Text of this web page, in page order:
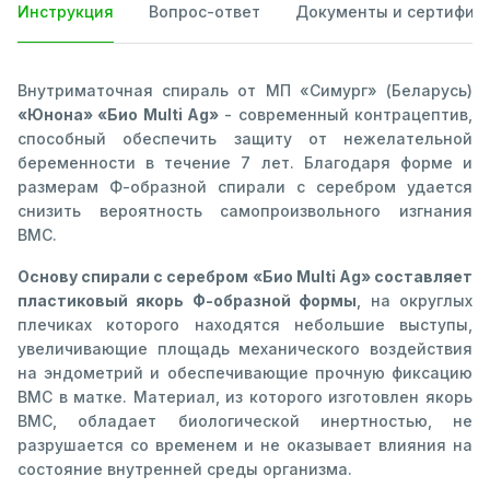
Инструкция Вопрос-ответ Документы и
Внутриматочная спираль от МП «Симург» (Беларусь)
«Юнона» «Био Multi Ag» - современный контрацептив,
способный обеспечить защиту от нежелательной
беременности в течение 7 лет. Благодаря форме и
размерам Ф-образной спирали с серебром удается
снизить вероятность самопроизвольного изгнания
ВМС.
Основу спирали с серебром «Био Multi Ag» составляет
пластиковый якорь Ф-образной формы , на округлых
плечиках которого находятся небольшие выступы,
увеличивающие площадь механического воздействия
на эндометрий и обеспечивающие прочную фиксацию
ВМС в матке. Материал, из которого изготовлен якорь
ВМС, обладает биологической инертностью, не
разрушается со временем и не оказывает влияния на
состояние внутренней среды организма.